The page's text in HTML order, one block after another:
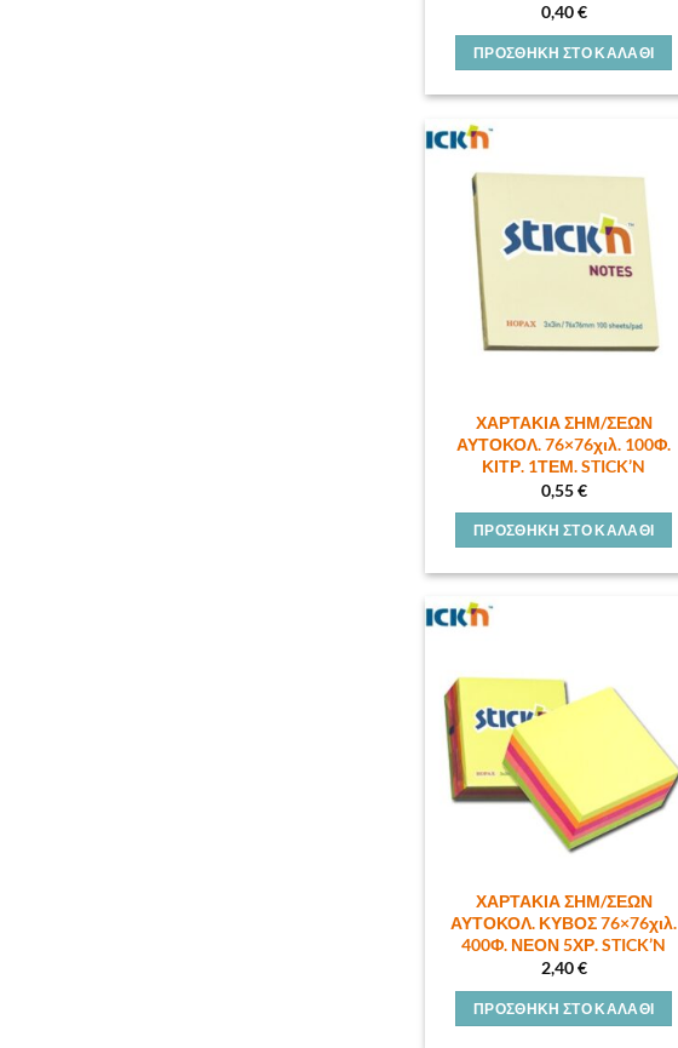
0,40€
ΠΡΟΣΘΉΚΗ ΣΤΟ ΚΑΛΆΘΙ
ΧΑΡΤΑΚΙΑ ΣΗΜ/ΣΕΩΝ
ΑΥΤΟΚΟΛ. 76×76χιλ. 100Φ.
ΚΙΤΡ. 1ΤΕΜ. STICK’N
0,55€
ΠΡΟΣΘΉΚΗ ΣΤΟ ΚΑΛΆΘΙ
ΧΑΡΤΑΚΙΑ ΣΗΜ/ΣΕΩΝ
ΑΥΤΟΚΟΛ. ΚΥΒΟΣ 76×76χιλ.
400Φ. ΝΕΟΝ 5ΧΡ. STICK’N
2,40€
ΠΡΟΣΘΉΚΗ ΣΤΟ ΚΑΛΆΘΙ